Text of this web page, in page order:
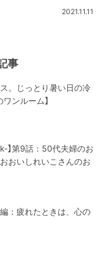
2021.11.11
事
。じっとり暑い日の冷
ンルーム】
】第9話：50代夫婦のお
おいしれいこさんのお
編：疲れたときは、心の